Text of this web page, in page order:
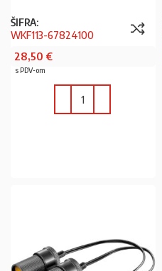
ŠIFRA:
WKF113-67824100
28,50 €
s PDV-om